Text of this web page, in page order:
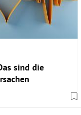
sind die